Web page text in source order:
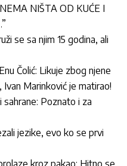
NIŠTA OD KUĆE I
se sa njim 15 godina, ali
Čolić: Likuje zbog njene
Marinković je matirao!
Poznato i za
jezike, evo ko se prvi